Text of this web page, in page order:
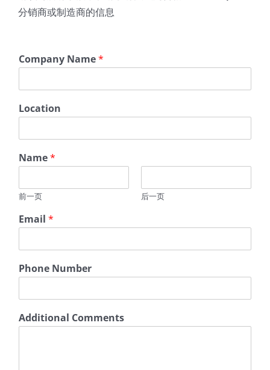
分销商或制造商的信息
Company Name*
Location
Name*
前一页 后一页
Email *
A
d
i
i
Phone Number
Additional Comments